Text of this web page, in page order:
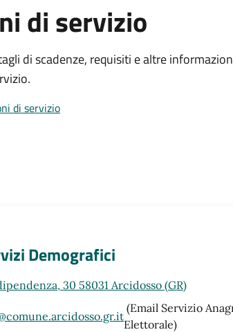
di servizio
di scadenze, requisiti e altre
di servizio
Demografici
30 58031 Arcidosso (GR)
(Email Servizio
Elettorale)